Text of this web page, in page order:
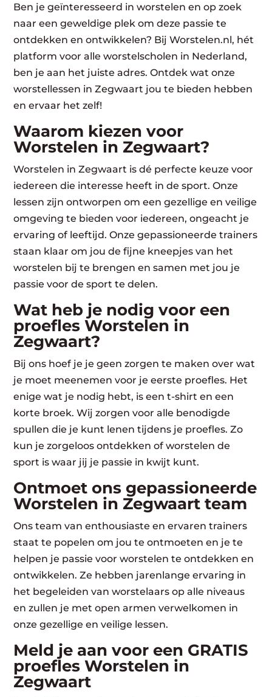
Ben je geïnteresseerd in worstelen en op zoek
naar een geweldige plek om deze passie te
ontdekken en ontwikkelen? Bij Worstelen.nl, hét
platform voor alle worstelscholen in Nederland,
ben je aan het juiste adres. Ontdek wat onze
worstellessen in Zegwaart jou te bieden hebben
en ervaar het zelf!
Waarom kiezen voor
Worstelen in Zegwaart?
Worstelen in Zegwaart is dé perfecte keuze voor
iedereen die interesse heeft in de sport. Onze
lessen zijn ontworpen om een gezellige en veilige
omgeving te bieden voor iedereen, ongeacht je
ervaring of leeftijd. Onze gepassioneerde trainers
staan klaar om jou de fijne kneepjes van het
worstelen bij te brengen en samen met jou je
passie voor de sport te delen.
Wat heb je nodig voor een
proefles Worstelen in
Zegwaart?
Bij ons hoef je je geen zorgen te maken over wat
je moet meenemen voor je eerste proefles. Het
enige wat je nodig hebt, is een t-shirt en een
korte broek. Wij zorgen voor alle benodigde
spullen die je kunt lenen tijdens je proefles. Zo
kun je zorgeloos ontdekken of worstelen de
sport is waar jij je passie in kwijt kunt.
Ontmoet ons gepassioneerde
Worstelen in Zegwaart team
Ons team van enthousiaste en ervaren trainers
staat te popelen om jou te ontmoeten en je te
helpen je passie voor worstelen te ontdekken en
ontwikkelen. Ze hebben jarenlange ervaring in
het begeleiden van worstelaars op alle niveaus
en zullen je met open armen verwelkomen in
onze gezellige en veilige lessen.
Meld je aan voor een GRATIS
proefles Worstelen in
Zegwaart